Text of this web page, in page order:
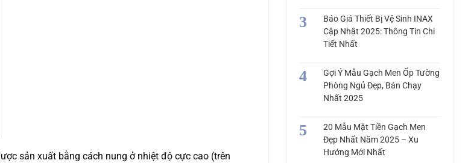
sản xuất bằng cách nung ở nhiệt độ cực cao (trên
Báo Giá Thiết Bị Vệ Sinh INAX
Cập Nhật 2025: Thông Tin Chi
Tiết Nhất
Gợi Ý Mẫu Gạch Men Ốp Tường
Phòng Ngủ Đẹp, Bán Chạy
Nhất 2025
20 Mẫu Mặt Tiền Gạch Men
Đẹp Nhất Năm 2025 – Xu
Hướng Mới Nhất